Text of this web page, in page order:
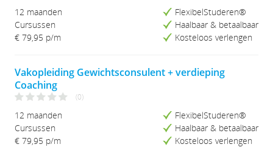
12 maanden
Cursussen
€ 79,95 p/m
FlexibelStuderen®
Haalbaar & betaalbaar
Kosteloos verlengen
Vakopleiding Gewichtsconsulent + verdieping
Coaching
(0)
12 maanden
Cursussen
€ 79,95 p/m
FlexibelStuderen®
Haalbaar & betaalbaar
Kosteloos verlengen